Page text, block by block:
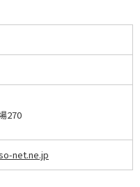
270
net.ne.jp